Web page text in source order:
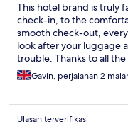
This hotel brand is truly
check-in, to the
smooth check-out,
look after your luggage
trouble. Thanks to all
an enjoyable stay
Gavin, perjalanan 2
Ulasan terverifikasi